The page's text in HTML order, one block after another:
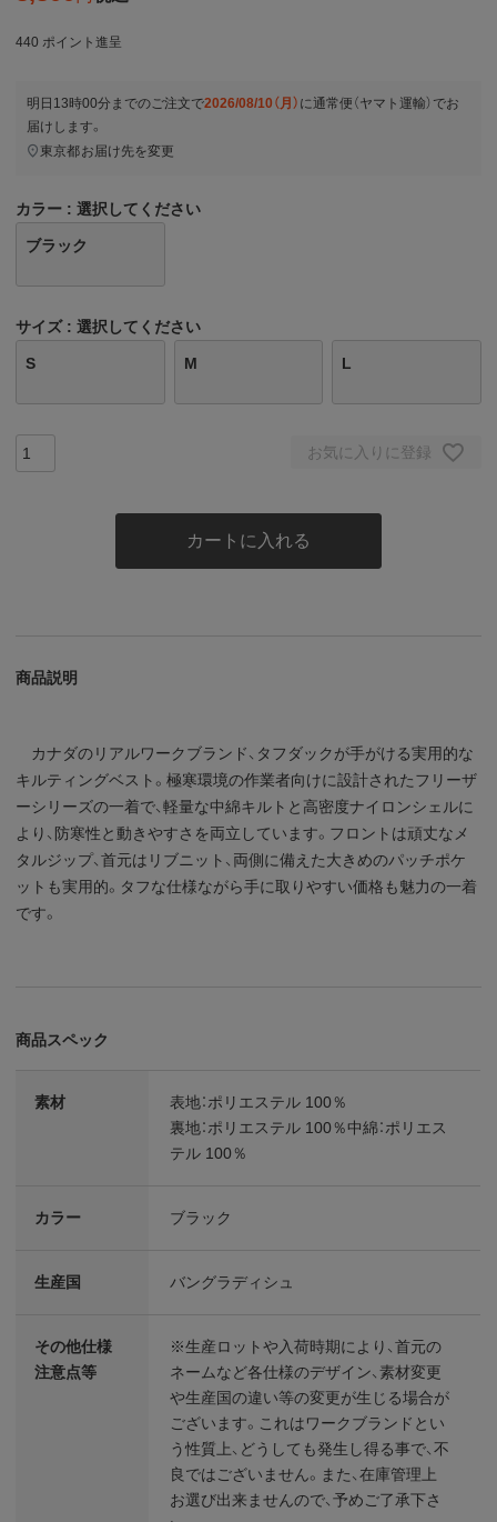
440 ポイント進呈
明日 13時00分 までのご注文で2026/08/10（月） に通常便（ヤマト運輸） でお
届けします。
東京都お届け先を変更
カラー 選択してください
ブラック
サイズ 選択してください
S M L
お気に入りに登録
カートに入れる
商品説明
カナダのリアルワークブランド、タフダックが手がける実用的な
キルティングベスト。極寒環境の作業者向けに設計されたフリーザ
ーシリーズの一着で、軽量な中綿キルトと高密度ナイロンシェルに
より、防寒性と動きやすさを両立しています。フロントは頑丈なメ
タルジップ、首元はリブニット、両側に備えた大きめのパッチポケ
ットも実用的。タフな仕様ながら手に取りやすい価格も魅力の一着
です。
商品スペック
素材
表地：ポリエステル 100％
裏地：ポリエステル 100％中綿：ポリエス
テル 100％
カラー ブラック
生産国 バングラディシュ
その他仕様
注意点等
※生産ロットや入荷時期により、首元の
ネームなど各仕様のデザイン、素材変更
や生産国の違い等の変更が生じる場合が
ございます。これはワークブランドとい
う性質上、どうしても発生し得る事で、不
良ではございません。また、在庫管理上
お選び出来ませんので、予めご了承下さ